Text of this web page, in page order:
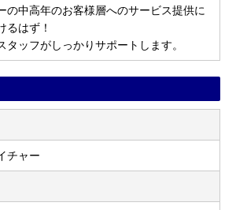
中高年のお客様層へのサービス提供に
るはず！
ッフがしっかりサポートします。
チャー